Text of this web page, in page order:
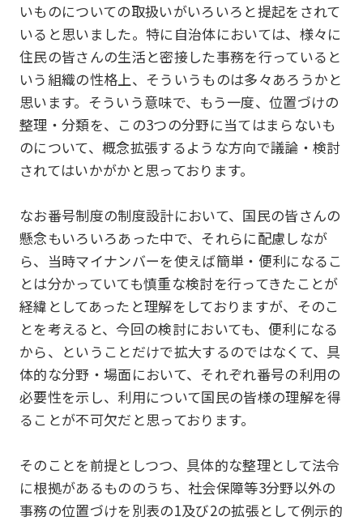
いものについての取扱いがいろいろと提起をされて
いると思いました。特に自治体においては、様々に
住民の皆さんの生活と密接した事務を行っていると
いう組織の性格上、そういうものは多々あろうかと
思います。そういう意味で、もう一度、位置づけの
整理・分類を、この3つの分野に当てはまらないも
のについて、概念拡張するような方向で議論・検討
されてはいかがかと思っております。
なお番号制度の制度設計において、国民の皆さんの
懸念もいろいろあった中で、それらに配慮しなが
ら、当時マイナンバーを使えば簡単・便利になるこ
とは分かっていても慎重な検討を行ってきたことが
経緯としてあったと理解をしておりますが、そのこ
とを考えると、今回の検討においても、便利になる
から、ということだけで拡大するのではなくて、具
体的な分野・場面において、それぞれ番号の利用の
必要性を示し、利用について国民の皆様の理解を得
ることが不可欠だと思っております。
そのことを前提としつつ、具体的な整理として法令
に根拠があるもののうち、社会保障等3分野以外の
事務の位置づけを別表の1及び2の拡張として例示的